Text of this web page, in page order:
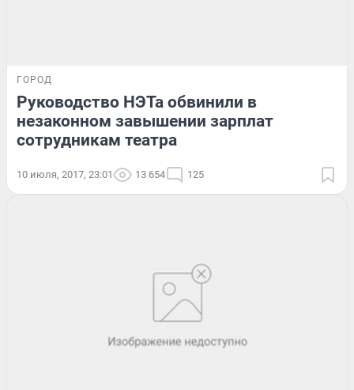
ГОРОД
Руководство НЭТа обвинили в
незаконном завышении зарплат
сотрудникам театра
10 июля, 2017, 23:01 13 654 125